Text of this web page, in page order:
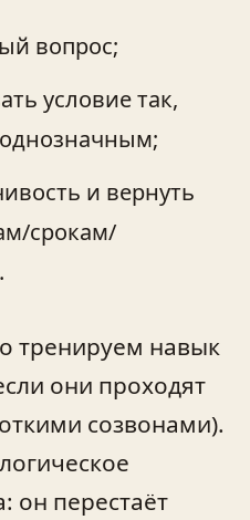
вопрос;
условие так,
и вернуть
срокам/
тренируем навык
они проходят
созвонами).
он перестаёт